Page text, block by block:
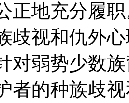
正地充分履
歧视和仇外
对弱势少数
者的种族歧